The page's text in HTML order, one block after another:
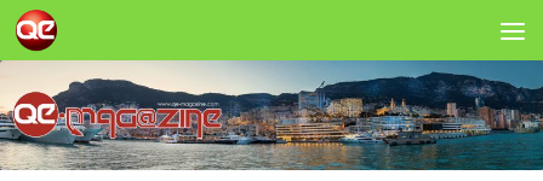
Salta al contenuto